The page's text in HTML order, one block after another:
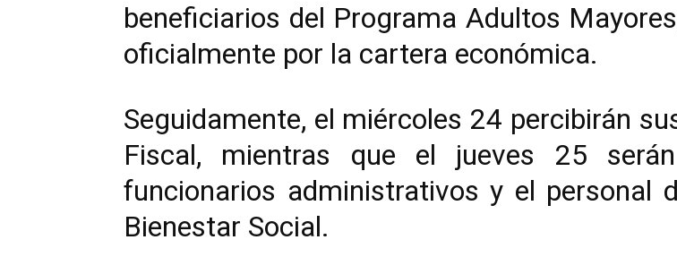
beneficiarios del Programa Adultos
oficialmente por la cartera económica.
Seguidamente, el miércoles 24 percibirán
Fiscal, mientras que el jueves 25
funcionarios administrativos y el personal
Bienestar Social.